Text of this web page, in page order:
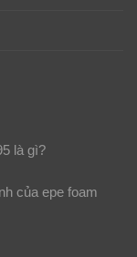
là gì?
của epe foam